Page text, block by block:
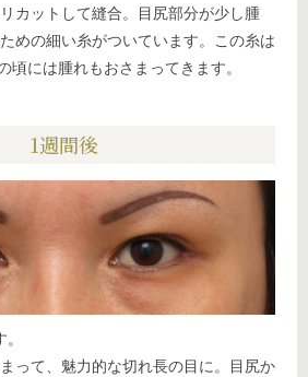
カットして縫合。目尻部分が少し腫
めの細い糸がついています。この糸は
頃には腫れもおさまってきます。
1週間後
って、魅力的な切れ長の目に。目尻か